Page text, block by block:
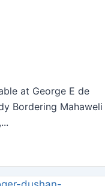
at George E de
Bordering Mahaweli